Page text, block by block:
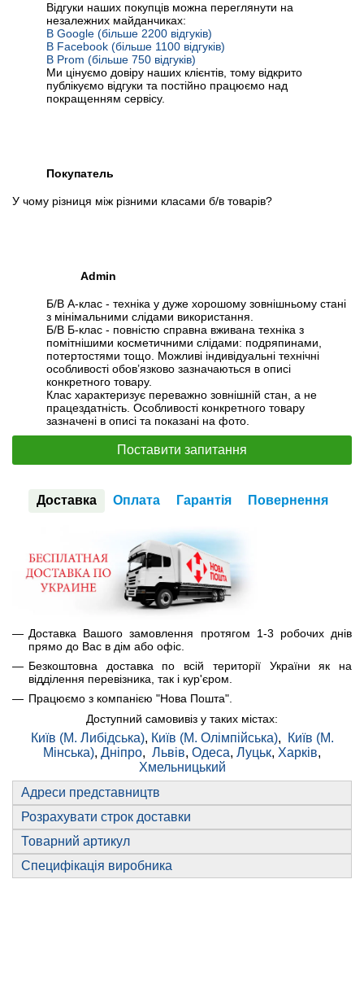
Відгуки наших покупців можна переглянути на
незалежних майданчиках:
В Google (більше 2200 відгуків)
В Facebook (більше 1100 відгуків)
В Prom (більше 750 відгуків)
Ми цінуємо довіру наших клієнтів, тому відкрито
публікуємо відгуки та постійно працюємо над
покращенням сервісу.
Покупатель
У чому різниця між різними класами б/в товарів?
Admin
Б/В А-клас - техніка у дуже хорошому зовнішньому стані
з мінімальними слідами використання.
Б/В Б-клас - повністю справна вживана техніка з
помітнішими косметичними слідами: подряпинами,
потертостями тощо. Можливі індивідуальні технічні
особливості обов’язково зазначаються в описі
конкретного товару.
Клас характеризує переважно зовнішній стан, а не
працездатність. Особливості конкретного товару
зазначені в описі та показані на фото.
Поставити запитання
Доставка Оплата Гарантія Повернення
Доставка Вашого замовлення протягом 1-3 робочих днів
прямо до Вас в дім або офіс.
Безкоштовна доставка по всій території України як на
відділення перевізника, так і кур'єром.
Працюємо з компанією "Нова Пошта".
Доступний самовивіз у таких містах:
Київ (М. Либідська), Київ (М. Олімпійська),
Київ (М.
Мінська), Дніпро, Львів, Одеса, Луцьк, Харків,
Хмельницький
Адреси представництв
Розрахувати строк доставки
Товарний артикул
Специфікація виробника